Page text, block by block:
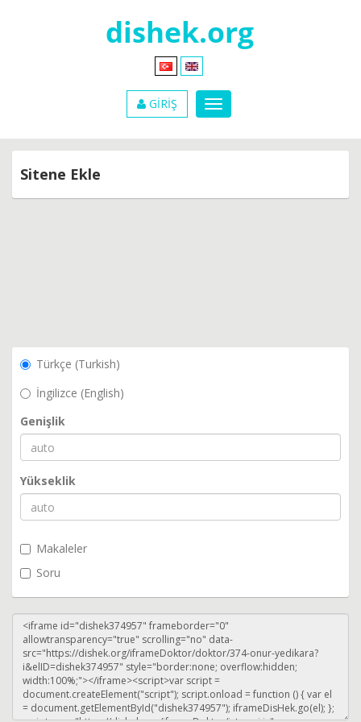
GİRİŞ
Sitene Ekle
Türkçe (Turkish)
İngilizce (English)
Genişlik
Yükseklik
Makaleler
Soru